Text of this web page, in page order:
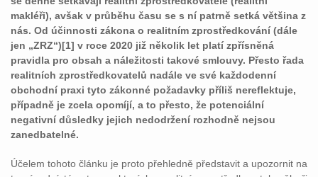
makléři), avšak v průběhu času se s ní patrně setká většina z
nás. Od účinnosti zákona o realitním zprostředkování (dále
jen „ZRZ“)[1] v roce 2020 již několik let platí zpřísněná
pravidla pro obsah a náležitosti takové smlouvy. Přesto řada
realitních zprostředkovatelů nadále ve své každodenní
obchodní praxi tyto zákonné požadavky příliš nereflektuje,
případně je zcela opomíjí, a to přesto, že potenciální
negativní důsledky jejich nedodržení rozhodně nejsou
zanedbatelné.
Účelem tohoto článku je proto přehledně představit a upozornit na